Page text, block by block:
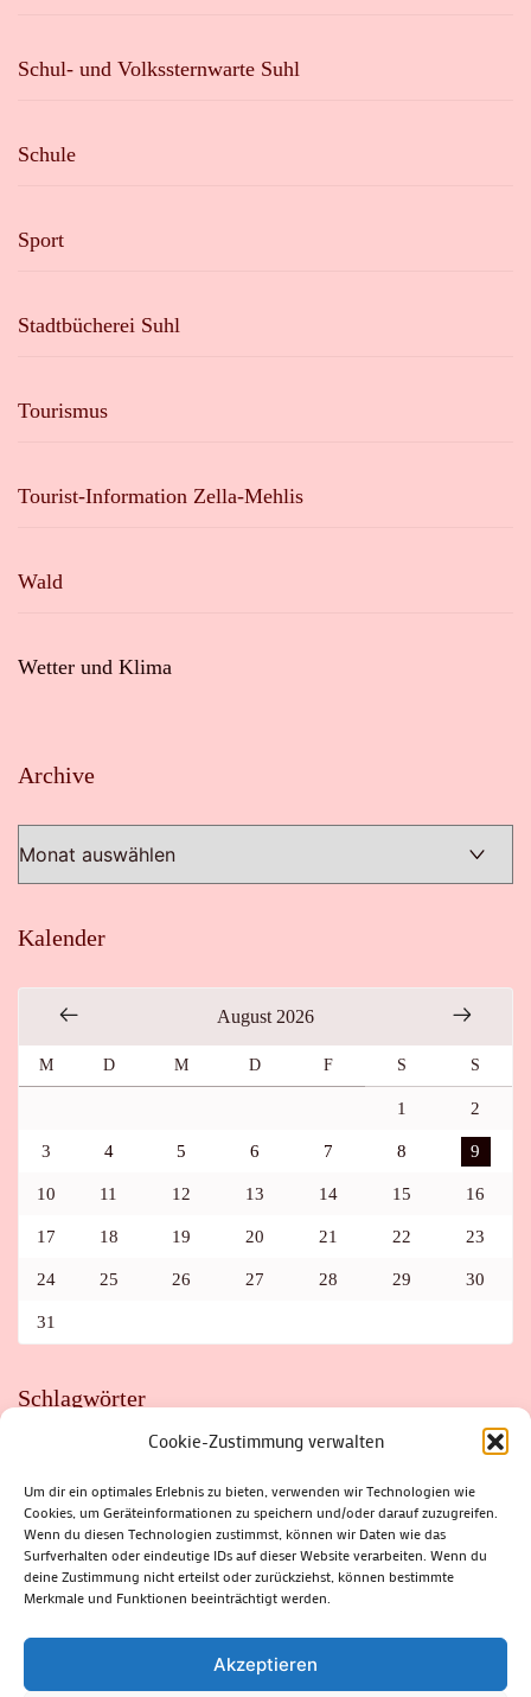
Cookie-Zustimmung verwalten
Um dir ein optimales Erlebnis zu bieten, verwenden wir Technologien wie
Cookies, um Geräteinformationen zu speichern und/oder darauf zuzugreifen.
Wenn du diesen Technologien zustimmst, können wir Daten wie das
Surfverhalten oder eindeutige IDs auf dieser Website verarbeiten. Wenn du
deine Zustimmung nicht erteilst oder zurückziehst, können bestimmte
Merkmale und Funktionen beeinträchtigt werden.
Akzeptieren
Schul- und Volkssternwarte Suhl
Schule
Sport
Stadtbücherei Suhl
Tourismus
Tourist-Information Zella-Mehlis
Wald
Wetter und Klima
Archive
Kalender
August 2026
M D M D F S S
1 2
3 4 5 6 7 8 9
10 11 12 13 14 15 16
17 18 19 20 21 22 23
24 25 26 27 28 29 30
31
Schlagwörter
FAHRRAD
FLOHMARKT FOLK GEWINNSPIEL
HITZE
HITZEFALLE AUTO
IRISH DANCE JAZZ
KABARETT
KINDER
KIRMES KLASSIK
KLEINE SUHLER REIHE
KRIMI
KULTUR LESUNG LOTTO
MEININGEN
PARASITEN
PILZE SCHLEUSINGEN
SCHULWEG
SOMMERFERIEN
SPORT SRH
STADTFEST
STADTMARKETING
STRASSENSPERRUNG
SUHL
SUHLER FRÜHLING
SUHLER STADTMARKETING
THÜRINGER WALD
ZELLA-MEHLIS